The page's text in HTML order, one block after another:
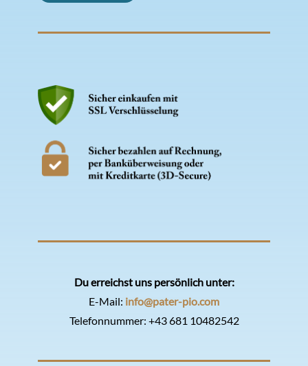
Du erreichst uns persönlich unter:
E-Mail: info@pater-pio.com
Telefonnummer: +43 681 10482542